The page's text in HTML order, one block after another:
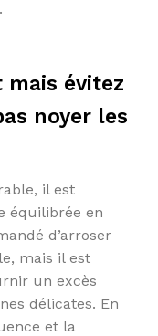
évitez
noyer les
il est
équilibrée en
d’arroser
mais il est
un excès
délicates. En
et la